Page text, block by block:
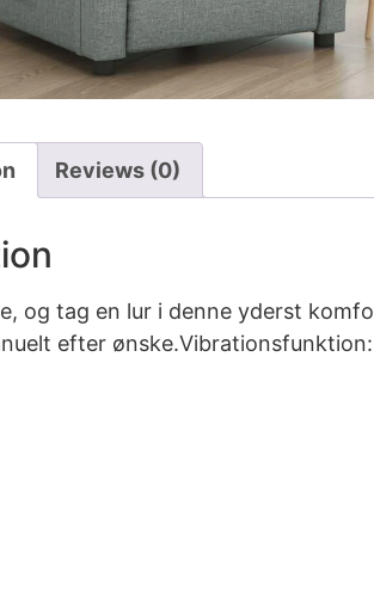
Reviews (0)
og tag en lur i denne yderst
efter